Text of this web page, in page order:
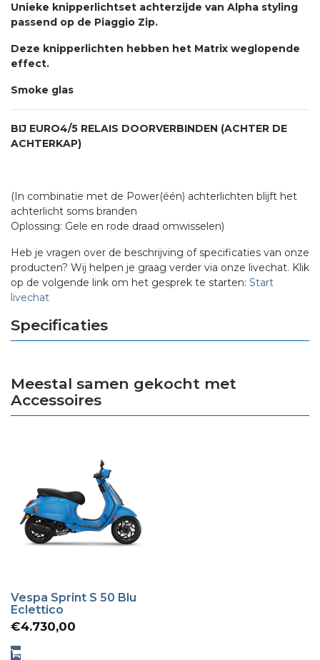
Unieke knipperlichtset achterzijde van Alpha styling
passend op de Piaggio Zip.
Deze knipperlichten hebben het Matrix weglopende
effect.
Smoke glas
BIJ EURO4/5 RELAIS DOORVERBINDEN (ACHTER DE
ACHTERKAP)
(In combinatie met de Power(één) achterlichten blijft het
achterlicht soms branden
Oplossing: Gele en rode draad omwisselen)
Heb je vragen over de beschrijving of specificaties van onze
producten? Wij helpen je graag verder via onze livechat. Klik
op de volgende link om het gesprek te starten: Start
livechat
Specificaties
Meestal samen gekocht met
Accessoires
Vespa Sprint S 50 Blu
Eclettico
€4.730,00